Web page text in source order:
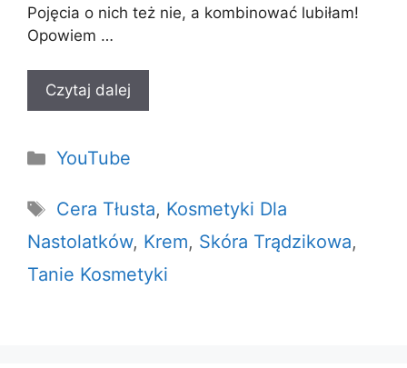
Pojęcia o nich też nie, a kombinować lubiłam!
Opowiem …
Czytaj dalej
Kategorie
YouTube
Tagi
Cera Tłusta, Kosmetyki Dla
Nastolatków, Krem, Skóra Trądzikowa,
Tanie Kosmetyki